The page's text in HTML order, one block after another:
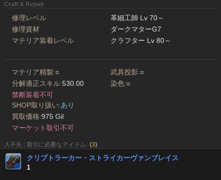
Craft & Repair
修理レベル
革細工師 Lv 70～
修理資材
ダークマターG7
マテリア装着レベル
クラフター Lv 80～
マテリア精製:○ 武具投影:○
分解適正スキル:530.00 染色:○
禁断装着不可
SHOP取り扱い:あり
買取価格:975 Gil
マーケット取引不可
入手先 : 取引に必要なアイテム (3)
クリプトラーカー・ストライカーヴァンブレイス
1